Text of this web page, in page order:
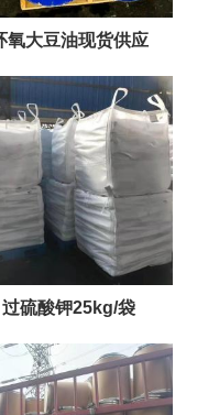
氧大豆油现货供应
过硫酸钾25kg/袋